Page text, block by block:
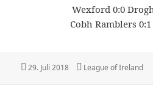
Wexford 0:0
Cobh Ramblers
Veröffentlicht
29. Juli 2018 Kategorien
League of Ireland